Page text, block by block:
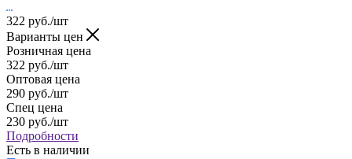
322 руб./шт
Варианты цен
Розничная цена
322 руб./шт
Оптовая цена
290 руб./шт
Спец цена
230 руб./шт
Подробности
Есть в наличии